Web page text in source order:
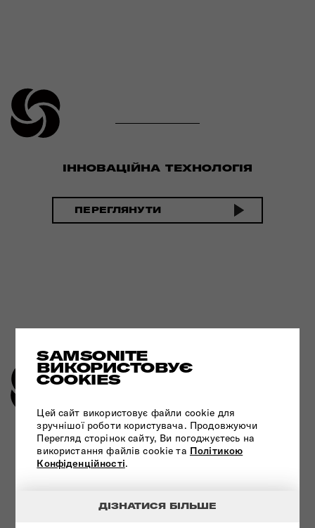
SAMSONITE
ВИКОРИСТОВУЄ
COOKIES
Цей сайт використовує файли cookie для
зручнішої роботи користувача. Продовжуючи
Перегляд сторінок сайту, Ви погоджуєтесь на
використання файлів cookie та Політикою
Конфіденційності.
ДІЗНАТИСЯ БІЛЬШЕ
ІННОВАЦІЙНА ТЕХНОЛОГІЯ
ПЕРЕГЛЯНУТИ
УНІКАЛЬНА ТЕХНОЛОГІЯ - ЗАМОК
TSA